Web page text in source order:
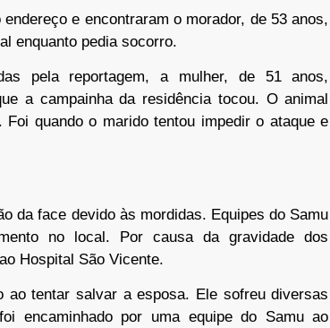
e encontraram o morador, de 53 anos,
enquanto pedia socorro.
pela reportagem, a mulher, de 51 anos,
a campainha da residência tocou. O animal
quando o marido tentou impedir o ataque e
da face devido às mordidas. Equipes do Samu
no local. Por causa da gravidade dos
Hospital São Vicente.
ao tentar salvar a esposa. Ele sofreu diversas
encaminhado por uma equipe do Samu ao